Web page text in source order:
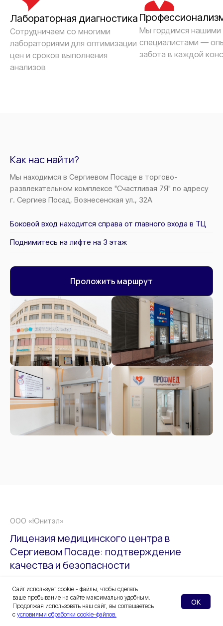
Лабораторная диагностика
Сотрудничаем со многими
лабораториями для оптимизации
цен и сроков выполнения
анализов
Мы гордимся нашими
специалистами —
забота в каждой
Как нас найти?
Мы находимся в Сергиевом Посаде в торгово-
развлекательном комплексе "Счастливая 7Я" по адресу
г. Сергиев Посад, Вознесенская ул., 32А
Боковой вход находится справа от главного входа в ТЦ
Поднимитесь на лифте на 3 этаж
Проложить маршрут
ООО «Юнитэл»
Лицензия медицинского центра в
Сергиевом Посаде: подтверждение
качества и безопасности
деятельность на основании действующей
лицензии № Л041-01162-50/00361989.
Сайт использует cookie - файлы, чтобы сделать
ваше пребывание на сайте максимально удобным.
Продолжая использовать наш сайт, вы соглашаетесь
с условиями обработки cookie-файлов.
OK